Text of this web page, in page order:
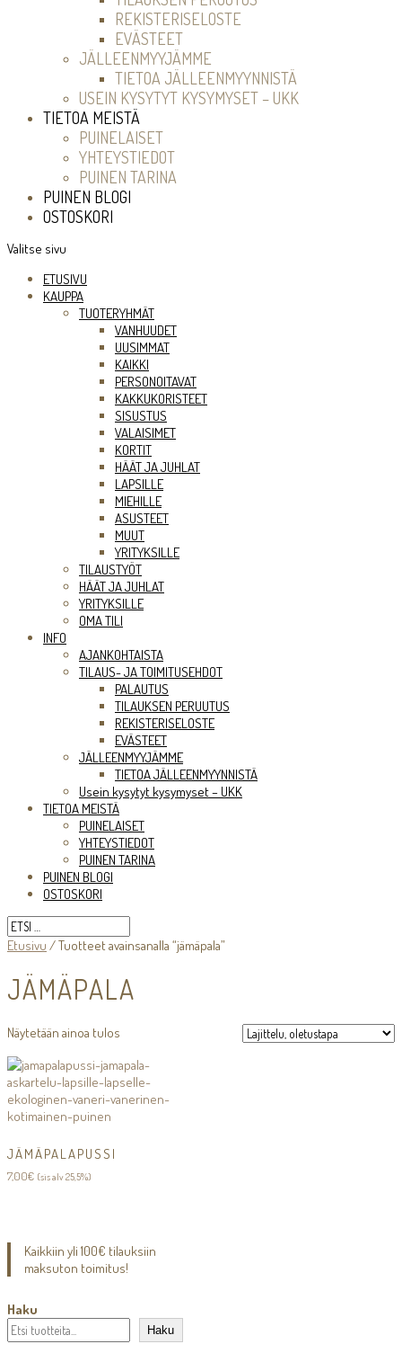
REKISTERISELOSTE
EVÄSTEET
JÄLLEENMYYJÄMME
TIETOA JÄLLEENMYYNNISTÄ
USEIN KYSYTYT KYSYMYSET – UKK
TIETOA MEISTÄ
PUINELAISET
YHTEYSTIEDOT
PUINEN TARINA
PUINEN BLOGI
OSTOSKORI
Valitse sivu
ETUSIVU
KAUPPA
TUOTERYHMÄT
VANHUUDET
UUSIMMAT
KAIKKI
PERSONOITAVAT
KAKKUKORISTEET
SISUSTUS
VALAISIMET
KORTIT
HÄÄT JA JUHLAT
LAPSILLE
MIEHILLE
ASUSTEET
MUUT
YRITYKSILLE
TILAUSTYÖT
HÄÄT JA JUHLAT
YRITYKSILLE
OMA TILI
INFO
AJANKOHTAISTA
TILAUS- JA TOIMITUSEHDOT
PALAUTUS
TILAUKSEN PERUUTUS
REKISTERISELOSTE
EVÄSTEET
JÄLLEENMYYJÄMME
TIETOA JÄLLEENMYYNNISTÄ
Usein kysytyt kysymyset – UKK
TIETOA MEISTÄ
PUINELAISET
YHTEYSTIEDOT
PUINEN TARINA
PUINEN BLOGI
OSTOSKORI
Etusivu / Tuotteet avainsanalla “jämäpala”
JÄMÄPALA
Näytetään ainoa tulos
JÄMÄPALAPUSSI
7,00€ (sis alv 25,5%)
Kaikkiin yli 100€ tilauksiin
maksuton toimitus!
Haku
Haku